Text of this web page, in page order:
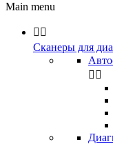
Main menu
 
Сканеры для
 